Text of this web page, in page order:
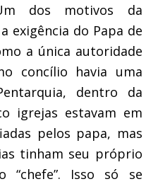
dos motivos da
exigência do Papa de
a única autoridade
concílio havia uma
dentro da
igrejas estavam em
pelos papa, mas
tinham seu próprio
“chefe”. Isso só se